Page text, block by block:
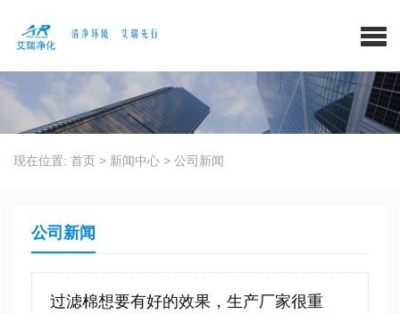
现在位置: 首页 > 新闻中心 > 公司新闻
公司新闻
过滤棉想要有好的效果，生产厂家很重